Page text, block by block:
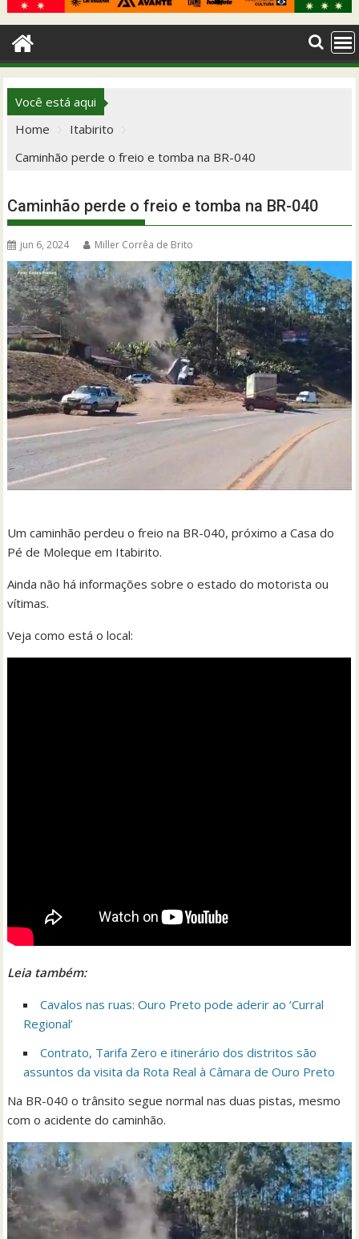
Você está aqui
Home
Itabirito
Caminhão perde o freio e tomba na BR-040
Caminhão perde o freio e tomba na BR-040
jun 6, 2024 Miller Corrêa de Brito
Um caminhão perdeu o freio na BR-040, próximo a Casa do
Pé de Moleque em Itabirito.
Ainda não há informações sobre o estado do motorista ou
vítimas.
Veja como está o local:
Leia também:
Cavalos nas ruas: Ouro Preto pode aderir ao ‘Curral
Regional’
Contrato, Tarifa Zero e itinerário dos distritos são
assuntos da visita da Rota Real à Câmara de Ouro Preto
Na BR-040 o trânsito segue normal nas duas pistas, mesmo
com o acidente do caminhão.